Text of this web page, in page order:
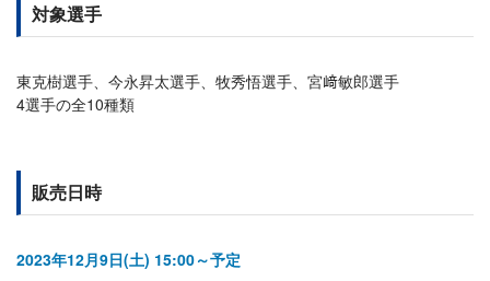
対象選手
東克樹選手、今永昇太選手、牧秀悟選手、宮﨑敏郎選手
4選手の全10種類
販売日時
2023年12月9日(土) 15:00～予定